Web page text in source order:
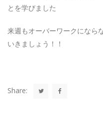
とを学びました
来週もオーバーワークになら
いきましょう！！
Share: